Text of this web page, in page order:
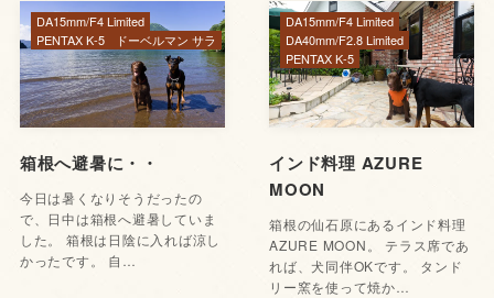
箱根へ避暑に・・
今日は暑くなりそうだったの
で、日中は箱根へ避暑していま
した。 箱根は日陰に入れば涼し
かったです。 自…
DA15mm/F4 Limited
PENTAX K-5
ドーベルマン サラ
インド料理 AZURE
MOON
箱根の仙石原にあるインド料理
AZURE MOON。 テラス席であ
れば、犬同伴OKです。 タンド
リー窯を使って焼か…
DA15mm/F4 Limited
DA40mm/F2.8 Limited
PENTAX K-5